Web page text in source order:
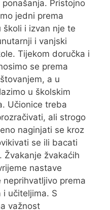
Pristojno
jedni prema
školi i izvan nje te
i vanjski
Tijekom doručka i
se prema
a u
u školskim
Učionice treba
ali strogo
naginjati se kroz
se ili bacati
Žvakanje žvakaćih
nastave
neprihvatljivo prema
i učiteljima. S
važnost